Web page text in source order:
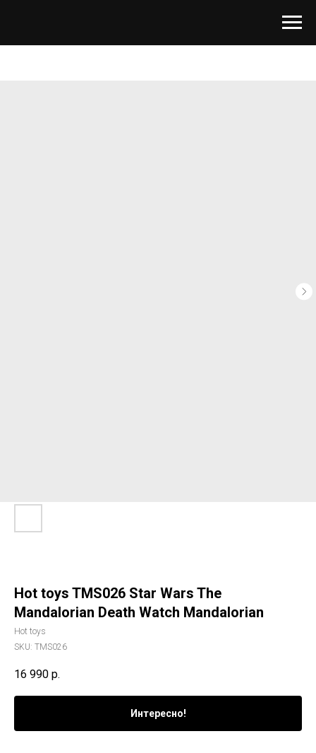
Hot toys TMS026 Star Wars The
Mandalorian Death Watch Mandalorian
Hot toys
SKU: TMS026
16 990 р.
Интересно!